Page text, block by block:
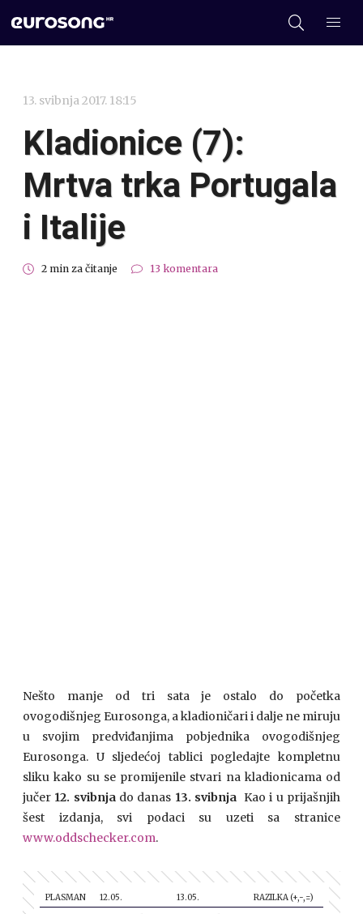
13. svibnja 2017. 18:15
Kladionice (7):
Mrtva trka Portugala
i Italije
2 min za čitanje 13 komentara
Nešto manje od tri sata je ostalo do početka
ovogodišnjeg Eurosonga, a kladioničari i dalje ne miruju
u svojim predviđanjima pobjednika ovogodišnjeg
Eurosonga. U sljedećoj tablici pogledajte kompletnu
sliku kako su se promijenile stvari na kladionicama od
jučer 12. svibnja do danas 13. svibnja Kao i u prijašnjih
šest izdanja, svi podaci su uzeti sa stranice
www.oddschecker.com.
PLASMAN 12.05. 13.05. RAZILKA (+,-,=)